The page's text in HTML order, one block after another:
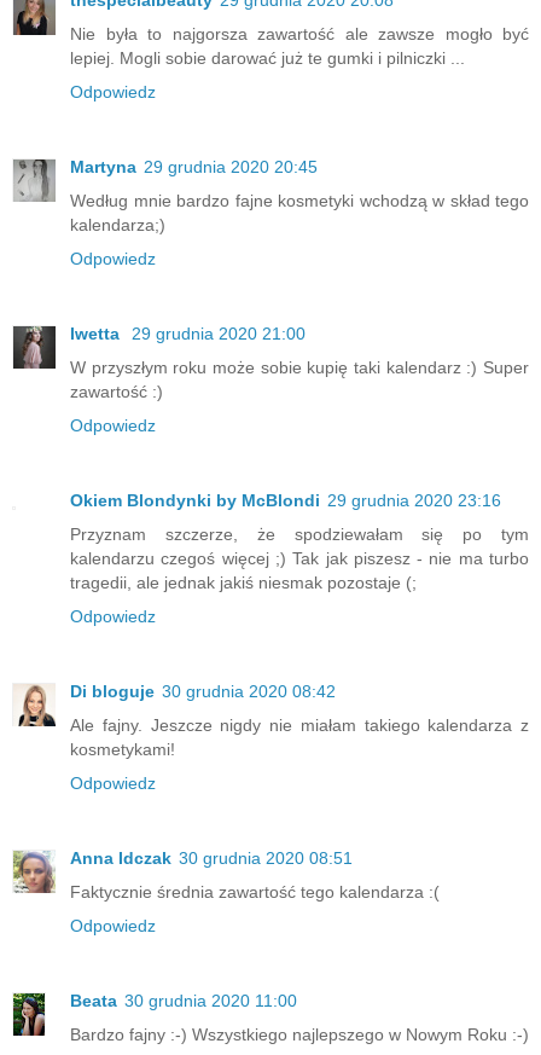
Nie była to najgorsza zawartość ale zawsze mogło być
lepiej. Mogli sobie darować już te gumki i pilniczki ...
Odpowiedz
Martyna 29 grudnia 2020 20:45
Według mnie bardzo fajne kosmetyki wchodzą w skład tego
kalendarza;)
Odpowiedz
Iwetta
29 grudnia 2020 21:00
W przyszłym roku może sobie kupię taki kalendarz :) Super
zawartość :)
Odpowiedz
Okiem Blondynki by McBlondi 29 grudnia 2020 23:16
Przyznam szczerze, że spodziewałam się po tym
kalendarzu czegoś więcej ;) Tak jak piszesz - nie ma turbo
tragedii, ale jednak jakiś niesmak pozostaje (;
Odpowiedz
Di bloguje 30 grudnia 2020 08:42
Ale fajny. Jeszcze nigdy nie miałam takiego kalendarza z
kosmetykami!
Odpowiedz
Anna Idczak 30 grudnia 2020 08:51
Faktycznie średnia zawartość tego kalendarza :(
Odpowiedz
Beata 30 grudnia 2020 11:00
Bardzo fajny :-) Wszystkiego najlepszego w Nowym Roku :-)